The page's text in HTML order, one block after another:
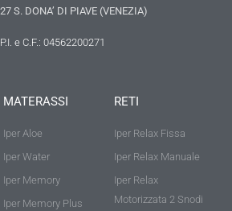
S. DONA’ DI PIAVE (VENEZIA)
P.I. e C.F.: 04562200271
MATERASSI
Iper Aloe
Iper Water
Iper Memory
Iper Memory Plus
RETI
Iper Relax Fissa
Iper Relax Manuale
Iper Relax
Motorizzata 2 Snodi